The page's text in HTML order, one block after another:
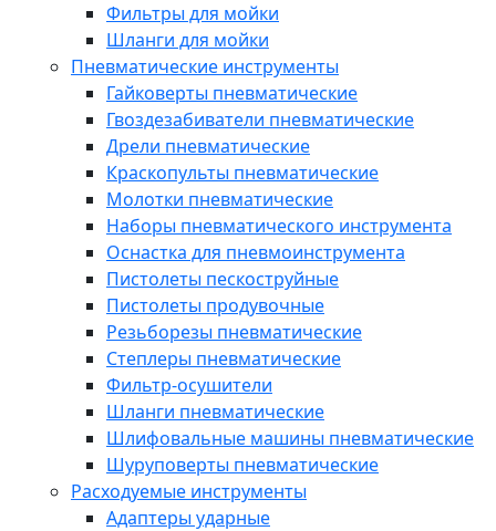
Фильтры для мойки
Шланги для мойки
Пневматические инструменты
Гайковерты пневматические
Гвоздезабиватели пневматические
Дрели пневматические
Краскопульты пневматические
Молотки пневматические
Наборы пневматического инструмента
Оснастка для пневмоинструмента
Пистолеты пескоструйные
Пистолеты продувочные
Резьборезы пневматические
Степлеры пневматические
Фильтр-осушители
Шланги пневматические
Шлифовальные машины пневматические
Шуруповерты пневматические
Расходуемые инструменты
Адаптеры ударные